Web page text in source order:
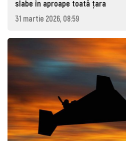
slabe în aproape toată țara
31 martie 2026, 08:59